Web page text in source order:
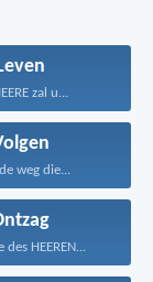
Leven
zal u...
weg die...
des HEEREN...